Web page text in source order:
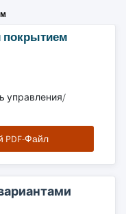
управления/
PDF-Файл